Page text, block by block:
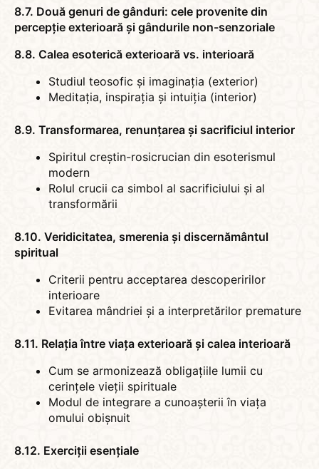
8.7. Două genuri de gânduri: cele provenite din
percepție exterioară și gândurile non-senzoriale
8.8. Calea esoterică exterioară vs. interioară
Studiul teosofic și imaginația (exterior)
Meditația, inspirația și intuiția (interior)
8.9. Transformarea, renunțarea și sacrificiul interior
Spiritul creștin-rosicrucian din esoterismul
modern
Rolul crucii ca simbol al sacrificiului și al
transformării
8.10. Veridicitatea, smerenia și discernământul
spiritual
Criterii pentru acceptarea descoperirilor
interioare
Evitarea mândriei și a interpretărilor premature
8.11. Relația între viața exterioară și calea interioară
Cum se armonizează obligațiile lumii cu
cerințele vieții spirituale
Modul de integrare a cunoașterii în viața
omului obișnuit
8.12. Exerciții esențiale